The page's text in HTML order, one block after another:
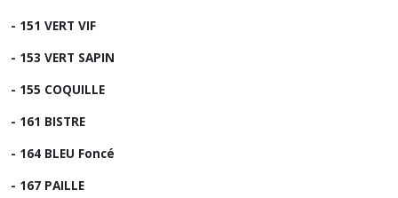
- 151 VERT VIF
- 153 VERT SAPIN
- 155 COQUILLE
- 161 BISTRE
- 164 BLEU Foncé
- 167 PAILLE